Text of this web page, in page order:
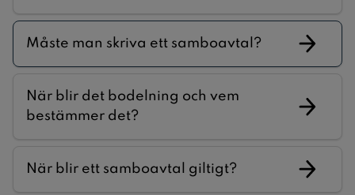
Måste man skriva ett samboavtal?
När blir det bodelning och vem
bestämmer det?
När blir ett samboavtal giltigt?